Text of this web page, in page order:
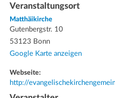
Veranstaltungsort
Matthäikirche
Gutenbergstr. 10
53123 Bonn
Google Karte anzeigen
Webseite:
http://